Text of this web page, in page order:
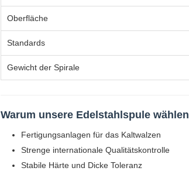
Oberfläche
Standards
Gewicht der Spirale
Warum unsere Edelstahlspule wählen
Fertigungsanlagen für das Kaltwalzen
Strenge internationale Qualitätskontrolle
Stabile Härte und Dicke Toleranz